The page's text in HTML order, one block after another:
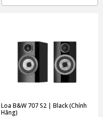
Loa B&W 707 S2 | Black (Chính
Hãng)